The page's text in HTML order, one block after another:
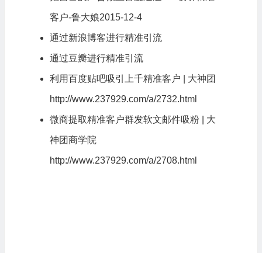
客户-鲁大娘2015-12-4
通过新浪博客进行精准引流
通过豆瓣进行精准引流
利用百度贴吧吸引上千精准客户 | 大神团
http://www.237929.com/a/2732.html
微商提取精准客户群发软文邮件吸粉 | 大
神团商学院
http://www.237929.com/a/2708.html